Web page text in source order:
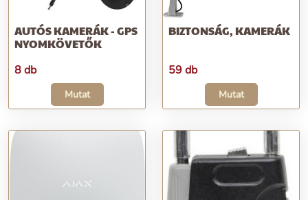
AUTÓS KAMERÁK - GPS
NYOMKÖVETŐK
8 db
Mutat
BIZTONSÁG, KAMERÁK
59 db
Mutat